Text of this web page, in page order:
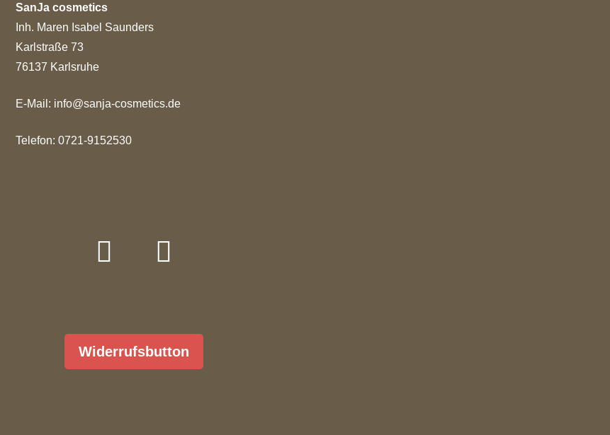
SanJa cosmetics
Inh. Maren Isabel Saunders
Karlstraße 73
76137 Karlsruhe
E-Mail: info@sanja-cosmetics.de
Telefon: 0721-9152530
Widerrufsbutton